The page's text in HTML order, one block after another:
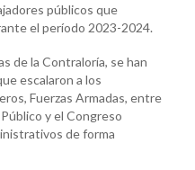
públicos que
el período 2023-2024.
de la Contraloría, se han
escalaron a los
Fuerzas Armadas, entre
y el Congreso
de forma